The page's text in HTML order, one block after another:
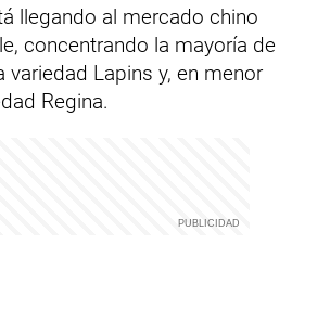
llegando al mercado chino
concentrando la mayoría de
variedad Lapins y, en menor
Regina.